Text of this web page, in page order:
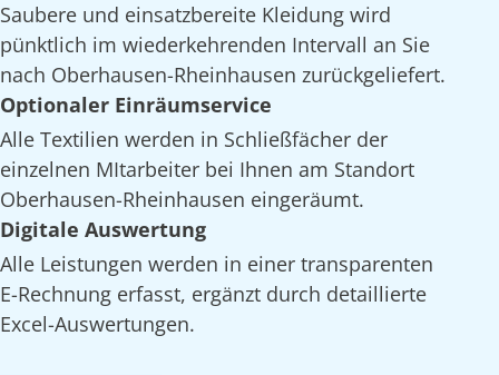
Saubere und einsatzbereite Kleidung wird
pünktlich im wiederkehrenden Intervall an Sie
nach Oberhausen-Rheinhausen zurückgeliefert.
Optionaler Einräumservice
Alle Textilien werden in Schließfächer der
einzelnen MItarbeiter bei Ihnen am Standort
Oberhausen-Rheinhausen eingeräumt.
Digitale Auswertung
Alle Leistungen werden in einer transparenten
E-Rechnung erfasst, ergänzt durch detaillierte
Excel-Auswertungen.